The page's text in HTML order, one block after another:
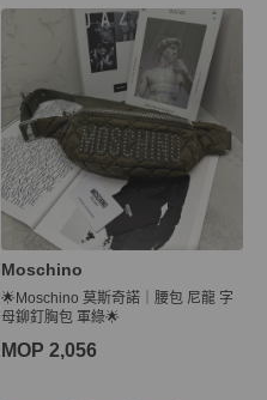
Moschino
🌟Moschino 莫斯奇諾｜腰包 尼龍 字
母鉚釘胸包 軍綠🌟
MOP 2,056